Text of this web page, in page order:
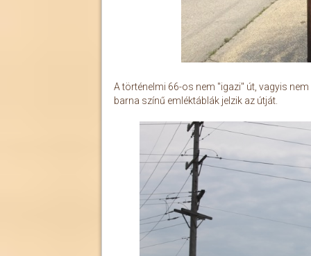
A történelmi 66-os nem "igazi" út, vagyis
barna színű emléktáblák jelzik az útját.